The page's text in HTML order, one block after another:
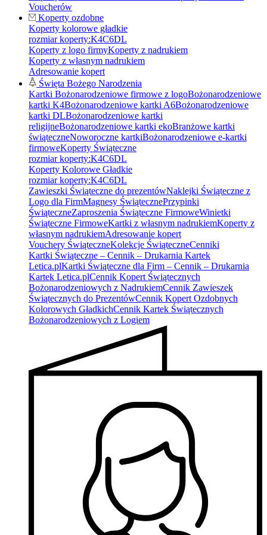
Voucherów
Koperty ozdobne
Koperty kolorowe gładkie
rozmiar koperty:K4C6DL
Koperty z logo firmyKoperty z nadrukiem
Koperty z własnym nadrukiem
Adresowanie kopert
Święta Bożego Narodzenia
Kartki Bożonarodzeniowe firmowe z logoBożonarodzeniowe
kartki K4Bożonarodzeniowe kartki A6Bożonarodzeniowe
kartki DLBożonarodzeniowe kartki
religijneBożonarodzeniowe kartki ekoBranżowe kartki
świąteczneNoworoczne kartkiBożonarodzeniowe e-kartki
firmoweKoperty Świąteczne
rozmiar koperty:K4C6DL
Koperty Kolorowe Gładkie
rozmiar koperty:K4C6DL
Zawieszki Świąteczne do prezentówNaklejki Świąteczne z
Logo dla FirmMagnesy ŚwiątecznePrzypinki
ŚwiąteczneZaproszenia Świąteczne FirmoweWinietki
Świąteczne FirmoweKartki z własnym nadrukiemKoperty z
własnym nadrukiemAdresowanie kopert
Vouchery ŚwiąteczneKolekcje ŚwiąteczneCenniki
Kartki Świąteczne – Cennik – Drukarnia Kartek
Letica.plKartki Świąteczne dla Firm – Cennik – Drukarnia
Kartek Letica.plCennik Kopert Świątecznych
Bożonarodzeniowych z NadrukiemCennik Zawieszek
Świątecznych do PrezentówCennik Kopert Ozdobnych
Kolorowych GładkichCennik Kartek Świątecznych
Bożonarodzeniowych z Logiem